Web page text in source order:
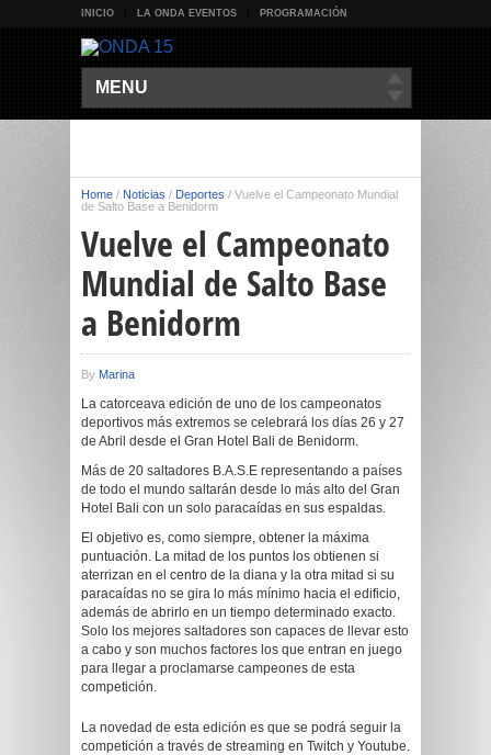
INICIO LA ONDA EVENTOS PROGRAMACIÓN
MENU
Home / Noticias / Deportes / Vuelve el Campeonato Mundial
de Salto Base a Benidorm
Vuelve el Campeonato
Mundial de Salto Base
a Benidorm
By Marina
La catorceava edición de uno de los campeonatos
deportivos más extremos se celebrará los días 26 y 27
de Abril desde el Gran Hotel Bali de Benidorm.
Más de 20 saltadores B.A.S.E representando a países
de todo el mundo saltarán desde lo más alto del Gran
Hotel Bali con un solo paracaídas en sus espaldas.
El objetivo es, como siempre, obtener la máxima
puntuación. La mitad de los puntos los obtienen si
aterrizan en el centro de la diana y la otra mitad si su
paracaídas no se gira lo más mínimo hacia el edificio,
además de abrirlo en un tiempo determinado exacto.
Solo los mejores saltadores son capaces de llevar esto
a cabo y son muchos factores los que entran en juego
para llegar a proclamarse campeones de esta
competición.
La novedad de esta edición es que se podrá seguir la
competición a través de streaming en Twitch y Youtube.